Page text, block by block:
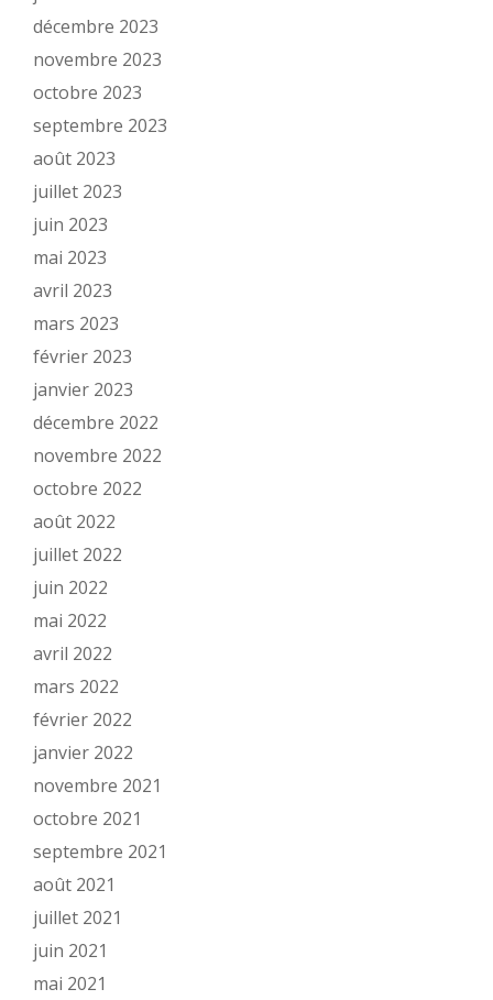
décembre 2023
novembre 2023
octobre 2023
septembre 2023
août 2023
juillet 2023
juin 2023
mai 2023
avril 2023
mars 2023
février 2023
janvier 2023
décembre 2022
novembre 2022
octobre 2022
août 2022
juillet 2022
juin 2022
mai 2022
avril 2022
mars 2022
février 2022
janvier 2022
novembre 2021
octobre 2021
septembre 2021
août 2021
juillet 2021
juin 2021
mai 2021